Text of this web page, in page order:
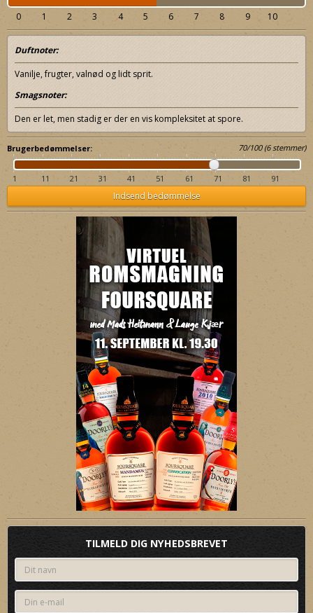
0 1 2 3 4 5 6 7 8 9 10
Duftnoter:
Vanilje, frugter, valnød og lidt sprit.
Smagsnoter:
Den er let, men stadig er der en vis kompleksitet at spore.
Brugerbedømmelser: 70/100(6stemmer)
1 11 21 31 41 51 61 71 81 91
Indsend bedømmelse
TILMELD DIG NYHEDSBREVET